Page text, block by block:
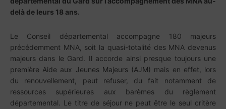
delà de leurs 18 ans.
Le Conseil départemental accompagne 180 majeurs
précédemment MNA, soit la quasi-totalité des MNA devenus
majeurs dans le Gard. Il accorde ainsi presque toujours une
première Aide aux Jeunes Majeurs (AJM) mais en effet, lors
du renouvellement, peut refuser, du fait notamment de
ressources supérieures aux barèmes du règlement
départemental. Le titre de séjour ne peut être le seul critère